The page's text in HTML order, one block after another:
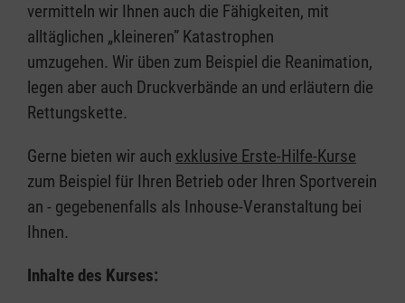
vermitteln wir Ihnen auch die Fähigkeiten, mit
alltäglichen „kleineren” Katastrophen
umzugehen. Wir üben zum Beispiel die Reanimation,
legen aber auch Druckverbände an und erläutern die
Rettungskette.
Gerne bieten wir auch exklusive Erste-Hilfe-Kurse
zum Beispiel für Ihren Betrieb oder Ihren Sportverein
an - gegebenenfalls als Inhouse-Veranstaltung bei
Ihnen.
Inhalte des Kurses: